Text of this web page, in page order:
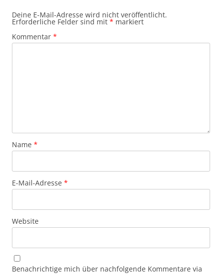
Deine E-Mail-Adresse wird nicht veröffentlicht.
Erforderliche Felder sind mit * markiert
Kommentar *
Name *
E-Mail-Adresse *
Website
Benachrichtige mich über nachfolgende Kommentare via